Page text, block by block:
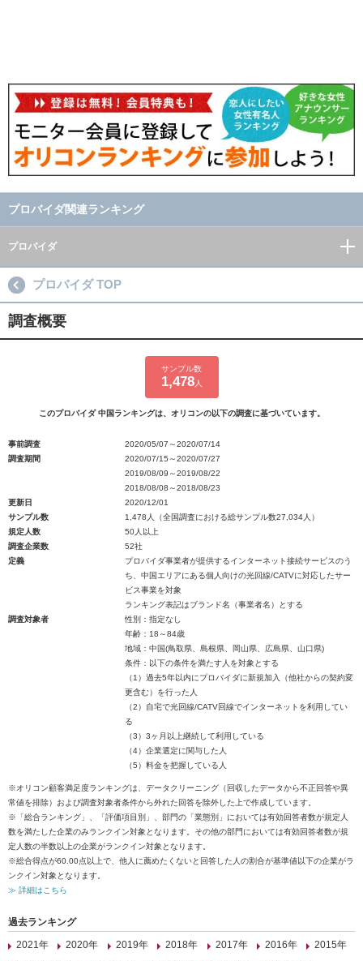
プロバイダ関連ランキング
プロバイダ
プロバイダ TOP
調査概要
サンプル数
1,478人
このプロバイダ 中国ランキングは、オリコンの以下の調査に基づいています。
事前調査
2020/05/07～2020/07/14
調査期間
2020/07/15～2020/07/27
2019/08/09～2019/08/22
2018/08/08～2018/08/23
更新日
2020/12/01
サンプル数
1,478人（全国調査における総サンプル数27,034人）
規定人数
50人以上
調査企業数
52社
定義
プロバイダ事業者が提供するインターネット接続サービスのう
ち、中国エリアにある個人向けの光回線/CATVに対応したサー
ビス事業を対象
ランキング表記はブランド名（事業者名）とする
調査対象者
性別：指定なし
年齢：18～84歳
地域：中国(鳥取県、島根県、岡山県、広島県、山口県)
条件：以下の条件を満たす人を対象とする
（1）過去5年以内にプロバイダに新規加入（他社からの契約変
更含む）を行った人
（2）自宅で光回線/CATV回線でインターネットを利用してい
る
（3）3ヶ月以上継続して利用している
（4）企業選定に関与した人
（5）料金を把握している人
※オリコン顧客満足度ランキングは、データクリーニング（回収したデータから不正回答や異
常値を排除）および調査対象者条件から外れた回答を除外した上で作成しています。
※「総合ランキング」、「評価項目別」、部門の「業態別」においては有効回答者数が規定人
数を満たした企業のみランクイン対象となります。その他の部門においては有効回答者数が規
定人数の半数以上の企業がランクイン対象となります。
※総合得点が60.00点以上で、他人に薦めたくないと回答した人の割合が基準値以下の企業がラ
ンクイン対象となります。
≫ 詳細はこちら
過去ランキング
2021年
2020年 2019年 2018年 2017年 2016年
2015年